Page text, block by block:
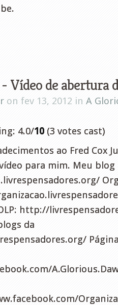
Vídeo de abertura
on fev 13, 2012 in A
4.0/10 (3 votes cast)
ao Fred Cox
para mim. Meu blog
http://
da